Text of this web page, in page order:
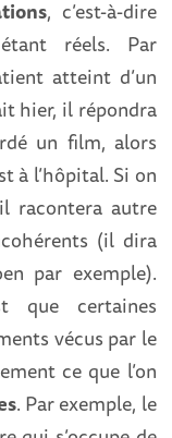
, c’est-à-dire
réels. Par
atteint d’un
hier, il répondra
un film, alors
à l’hôpital. Si on
racontera autre
(il dira
par exemple).
que certaines
vécus par le
ce que l’on
. Par exemple, le